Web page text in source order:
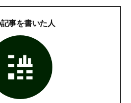
事を書いた人